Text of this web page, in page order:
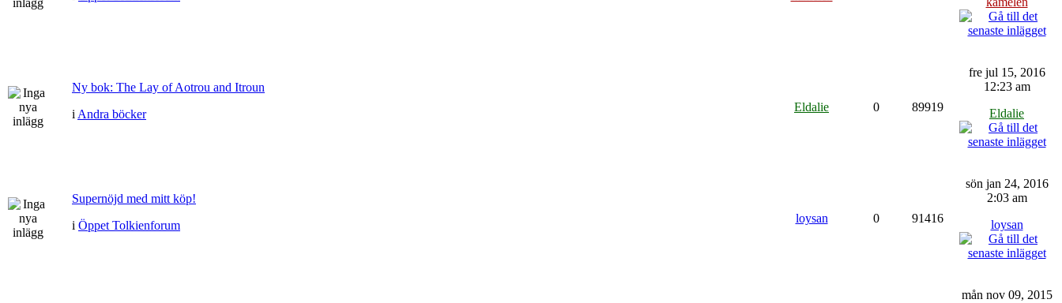
Ny bok: The Lay of Aotrou and Itroun
i Andra böcker
Eldalie 0 89919
fre jul 15, 2016
12:23 am
Eldalie
Supernöjd med mitt köp!
i Öppet Tolkienforum
loysan 0 91416
sön jan 24, 2016
2:03 am
loysan
mån nov 09, 2015